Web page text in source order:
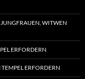
WITWEN
ERFORDERN
ERFORDERN